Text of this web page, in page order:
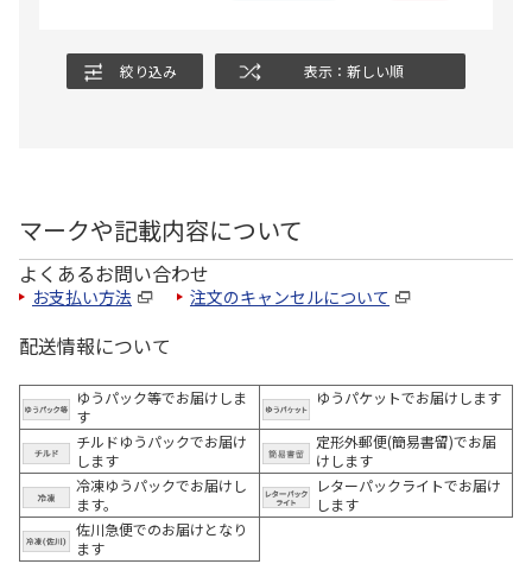
絞り込み 表示：新しい順
マークや記載内容について
よくあるお問い合わせ
お支払い方法 注文のキャンセルについて
配送情報について
ゆうパック等でお届けしま
す
ゆうパケットでお届けします
チルドゆうパックでお届け
します
定形外郵便(簡易書留)でお届
けします
冷凍ゆうパックでお届けし
ます。
レターパックライトでお届け
します
佐川急便でのお届けとなり
ます